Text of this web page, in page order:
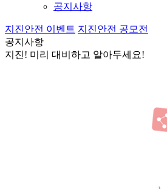
공지사항
지진안전 이벤트 지진안전 공모전
공지사항
지진! 미리 대비하고 알아두세요!